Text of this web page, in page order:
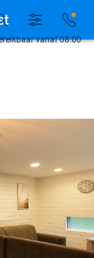
vanaf 08:00